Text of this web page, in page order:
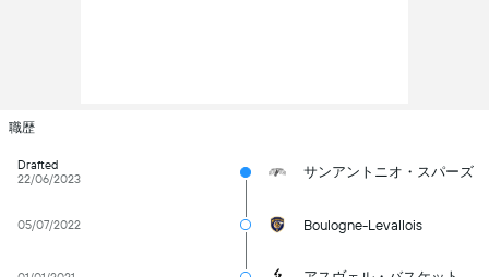
職歴
Drafted
22/06/2023
サンアントニオ・スパーズ
05/07/2022 Boulogne-Levallois